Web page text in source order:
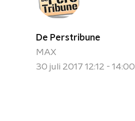
De Perstribune
MAX
30 juli 2017 12:12 - 14:00